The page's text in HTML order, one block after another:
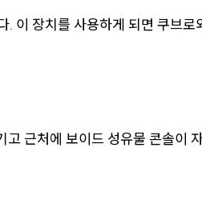
이 장치를 사용하게 되면 쿠브
근처에 보이드 성유물 콘솔이